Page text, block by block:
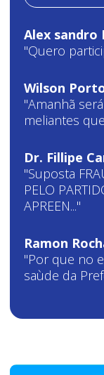
Alex sandro
"Quero
Wilson
"Amanhã
meliantes
Dr. Fillipe
"Suposta
PELO
APREEN..."
Ramon
"Por que no
saùde da